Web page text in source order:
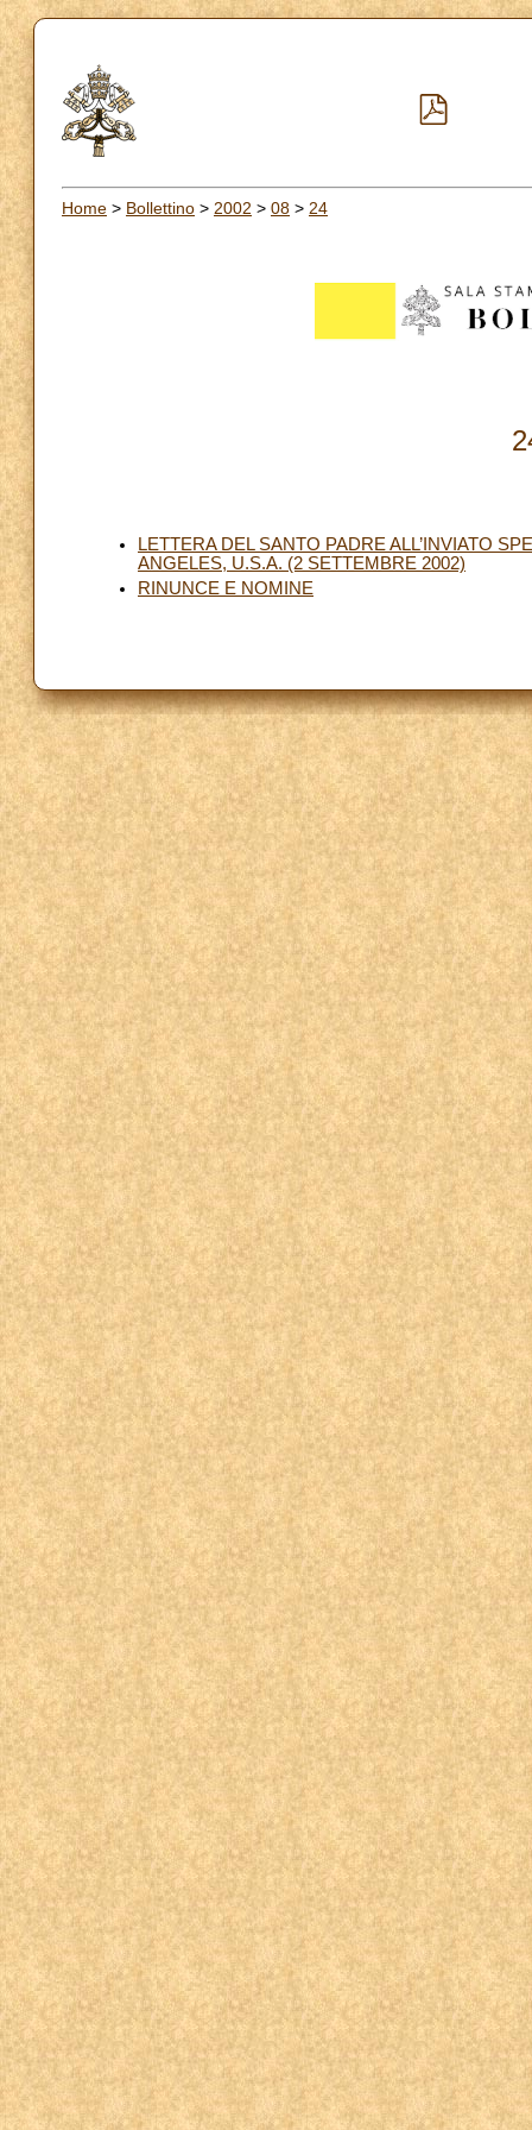
Home > Bollettino > 2002 > 08 > 24
LETTERA DEL SANTO PADRE ALL’INVIATO
ANGELES, U.S.A. (2 SETTEMBRE 2002)
RINUNCE E NOMINE